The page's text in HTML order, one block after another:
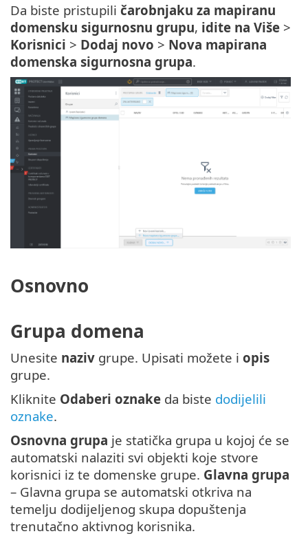
Da biste pristupili čarobnjaku za mapiranu
domensku sigurnosnu grupu, idite na Više >
Korisnici > Dodaj novo > Nova mapirana
domenska sigurnosna grupa.
Osnovno
Grupa domena
Unesite naziv grupe. Upisati možete i opis
grupe.
Kliknite Odaberi oznake da biste dodijelili
oznake.
Osnovna grupa je statička grupa u kojoj će se
automatski nalaziti svi objekti koje stvore
korisnici iz te domenske grupe. Glavna grupa
– Glavna grupa se automatski otkriva na
temelju dodijeljenog skupa dopuštenja
trenutačno aktivnog korisnika.